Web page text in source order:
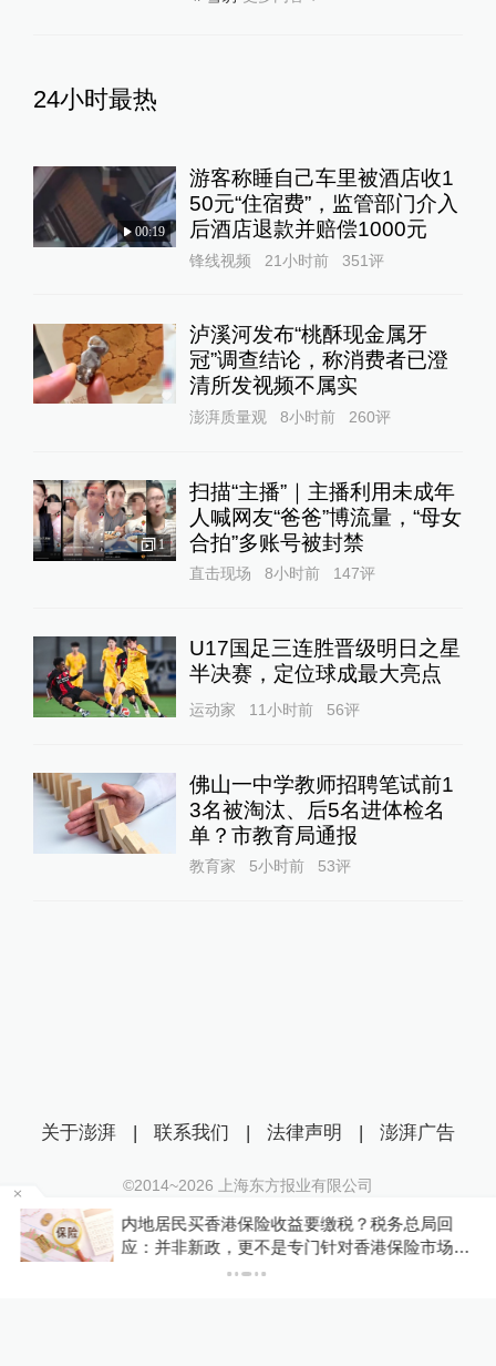
24小时最热
00:19
游客称睡自己车里被酒店收1
50元“住宿费”，监管部门介入
后酒店退款并赔偿1000元
锋线视频 21小时前 351评
泸溪河发布“桃酥现金属牙
冠”调查结论，称消费者已澄
清所发视频不属实
澎湃质量观 8小时前 260评
1
扫描“主播”｜主播利用未成年
人喊网友“爸爸”博流量，“母女
合拍”多账号被封禁
直击现场 8小时前 147评
U17国足三连胜晋级明日之星
半决赛，定位球成最大亮点
运动家 11小时前 56评
佛山一中学教师招聘笔试前1
3名被淘汰、后5名进体检名
单？市教育局通报
教育家 5小时前 53评
内地居民买香港保险收益要缴税？税务总局回
应：并非新政，更不是专门针对香港保险市场，
关于澎湃 | 联系我们 | 法律声明 | 澎湃广告
©2014~2026 上海东方报业有限公司
沪ICP证：沪B2-20170116 | 沪ICP备14003370号
互联网新闻信息服务许可证：31120170006
沪公网安备 31010602000299号